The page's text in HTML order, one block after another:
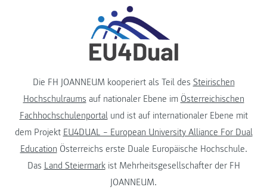
Die FH JOANNEUM kooperiert als Teil des Steirischen
Hochschulraums auf nationaler Ebene im Österreichischen
Fachhochschulenportalund ist auf internationaler Ebene mit
dem Projekt EU4DUAL – European University Alliance For Dual
Education Österreichs erste Duale Europäische Hochschule.
Das Land Steiermarkist Mehrheitsgesellschafter der FH
JOANNEUM.